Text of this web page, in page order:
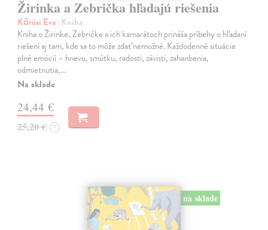
Žirinka a Zebrička hľadajú riešenia
Kőrösi Eva| Kniha
Kniha o Žirinke, Zebričke a ich kamarátoch prináša príbehy o hľadaní
riešení aj tam, kde sa to môže zdať nemožné. Každodenné situácie
plné emócií – hnevu, smútku, radosti, závisti, zahanbenia,
odmietnutia,…
Na sklade
24,44 €
25,20 € ?
na sklade